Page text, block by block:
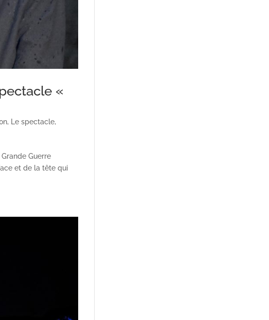
«
, Le spectacle,
Guerre
et de la tête qui